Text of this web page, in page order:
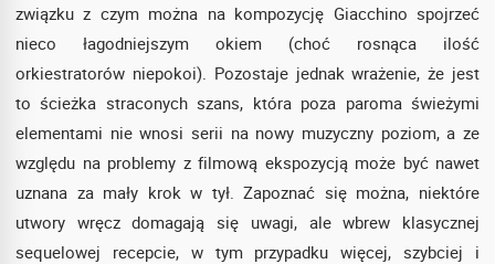
związku z czym można na kompozycję Giacchino spojrzeć
nieco łagodniejszym okiem (choć rosnąca ilość
orkiestratorów niepokoi). Pozostaje jednak wrażenie, że jest
to ścieżka straconych szans, która poza paroma świeżymi
elementami nie wnosi serii na nowy muzyczny poziom, a ze
względu na problemy z filmową ekspozycją może być nawet
uznana za mały krok w tył. Zapoznać się można, niektóre
utwory wręcz domagają się uwagi, ale wbrew klasycznej
sequelowej recepcie, w tym przypadku więcej, szybciej i